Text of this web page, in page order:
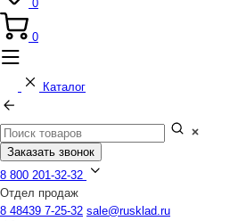
0
0
Каталог
Заказать звонок
8 800 201-32-32
Отдел продаж
8 48439 7-25-32 sale@rusklad.ru